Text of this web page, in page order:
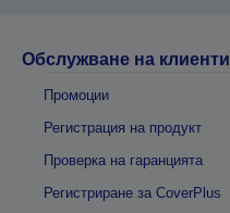
Обслужване на клиенти
Промоции
Регистрация на продукт
Проверка на гаранцията
Регистриране за CoverPlus